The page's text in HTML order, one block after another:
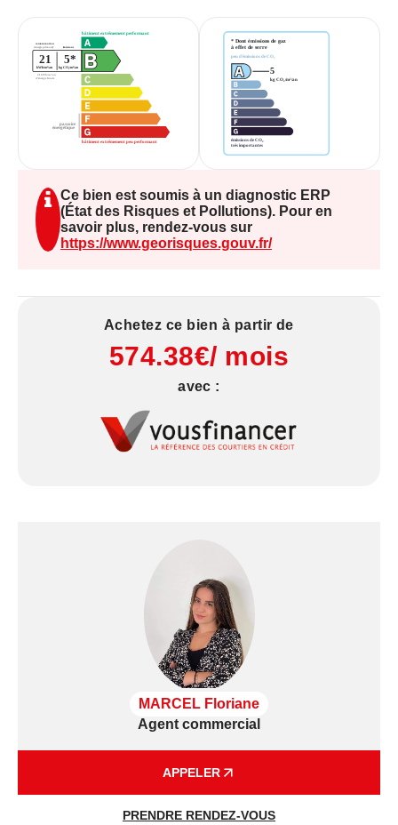
Énergétique : 30/01/2024
Consommation énergie primaire : 21 kWh/m²/an -
GES : Rang A
Les informations sur les risques auxquels ce bien
est exposé sont disponibles sur le site Géorisques
: www.géorisques.gouv.fr
Ce bien est soumis à un diagnostic ERP
(État des Risques et Pollutions). Pour en
savoir plus, rendez-vous sur
https://www.georisques.gouv.fr/
Achetez ce bien à partir de
574.38€/ mois
avec :
MARCEL Floriane
Agent commercial
APPELER
PRENDRE RENDEZ-VOUS